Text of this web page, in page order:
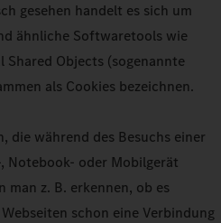
gesehen handelt es sich um
ähnliche Softwaretools wie
Shared Objects (sogenannte
als Cookies bezeichnen.
die während des Besuchs einer
Notebook- oder Mobilgerät
man z. B. erkennen, ob es
schon eine Verbindung